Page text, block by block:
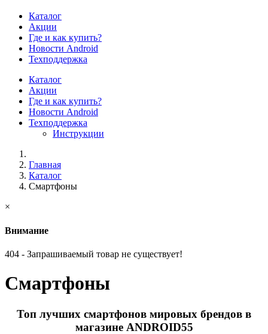
Каталог
Акции
Где и как купить?
Новости Android
Техподдержка
Каталог
Акции
Где и как купить?
Новости Android
Техподдержка
Инструкции
Главная
Каталог
Смартфоны
×
Внимание
404 - Запрашиваемый товар не существует!
Смартфоны
Топ лучших смартфонов мировых брендов в
магазине ANDROID55